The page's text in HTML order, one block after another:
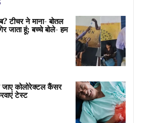
टीचर ने माना- बोतल
जाता हूं; बच्चे बोले- हम
कोलोरेक्टल कैंसर
टेस्ट